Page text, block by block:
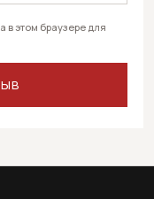
в этом браузере для